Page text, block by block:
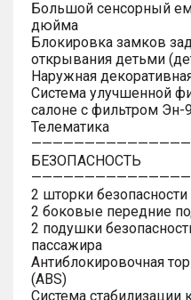
Большой сенсорный
дюйма
Блокировка замков
открывания детьми
Наружная
Система улучшенной
салоне с фильтром Эн-
Телематика
БЕЗОПАСНОСТЬ
2 шторки безопасности
2 боковые передние
2 подушки
пассажира
Антиблокировочная
(ABS)
Система стабилизации